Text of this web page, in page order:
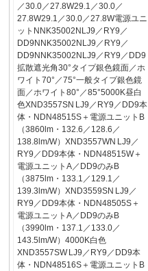
／30.0／27.8W29.1／30.0／
27.8W29.1／30.0／27.8W電源ユニ
ットNNK35002NLJ9／RY9／
DD9NNK35002NLJ9／RY9／
DD9NNK35002NLJ9／RY9／DD9
拡散遮光角30°タイプ銀色鏡面／ホ
ワイト70°／75°一般タイプ銀色鏡
面／ホワイト80°／85°5000K昼白
色XND3557SN LJ9／RY9／DD9本
体・NDN48515S＋電源ユニットB
（3860lm・132.6／128.6／
138.8lm/W）XND3557WN LJ9／
RY9／DD9本体・NDN48515W＋
電源ユニットA／DD9のみB
（3875lm・133.1／129.1／
139.3lm/W）XND3559SN LJ9／
RY9／DD9本体・NDN48505S＋
電源ユニットA／DD9のみB
（3990lm・137.1／133.0／
143.5lm/W）4000K白色
XND3557SW LJ9／RY9／DD9本
体・NDN48516S＋電源ユニットB